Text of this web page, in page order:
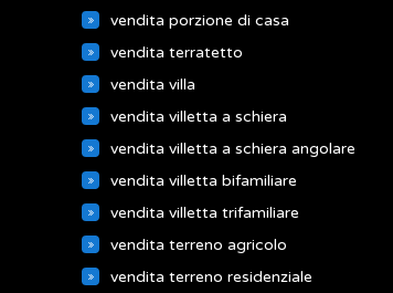
vendita porzione di casa
vendita terratetto
vendita villa
vendita villetta a schiera
vendita villetta a schiera angolare
vendita villetta bifamiliare
vendita villetta trifamiliare
vendita terreno agricolo
vendita terreno residenziale